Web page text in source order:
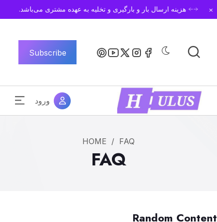
هزینه ارسال بار و بارگیری و تخلیه به عهده مشتری می‌باشد. Dismiss
Subscribe
ورود
HOME / FAQ
FAQ
Random Content